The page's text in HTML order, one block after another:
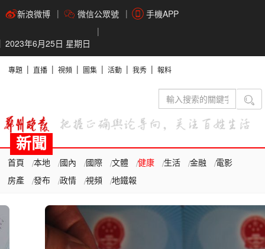
新浪微博 微信公眾號 手機APP
2023年6月25日 星期日
專題 直播 視頻 圖集 活動 我秀 報料
新聞
首頁 本地 國內 國際 文體 健康 生活 金融
電影
房產
發布 政情 視頻 地鐵報